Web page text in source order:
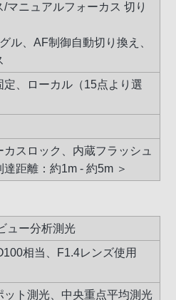
マニュアルフォーカス 切り
ル、AF制御自動切り換え、
定、ローカル（15点より選
スロック、内蔵フラッシュ
距離：約1m - 約5m ＞
ュー分析測光
相当、F1.4レンズ使用
ット測光、中央重点平均測光